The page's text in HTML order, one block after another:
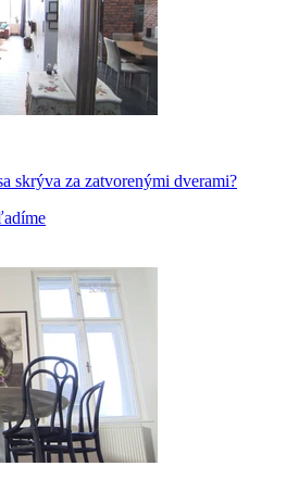
skrýva za zatvorenými dverami?